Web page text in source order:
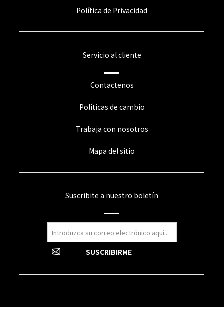
Política de Privacidad
Servicio al cliente
Contactenos
Políticas de cambio
Trabaja con nosotros
Mapa del sitio
Suscribite a nuestro boletín